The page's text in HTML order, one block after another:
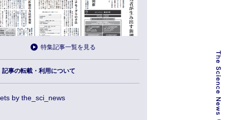
特集記事一覧を見る
記事の転載・利用について
by the_sci_news